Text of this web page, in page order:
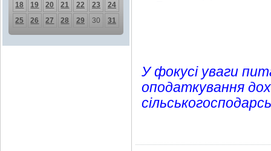
18
19 20 21 22 23
24
25
26 27 28 29 30 31
У фокусі уваги
оподаткування